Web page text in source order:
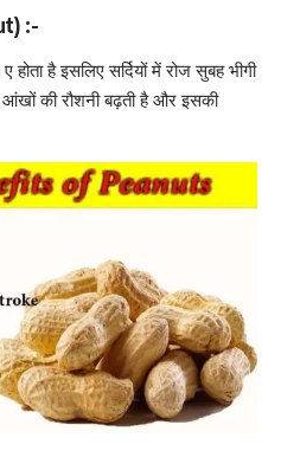
:-
एहोता है इसलिए सर्दियों में रोज सुबह भीगी
आंखों की रौशनी बढ़ती हैऔर इसकी